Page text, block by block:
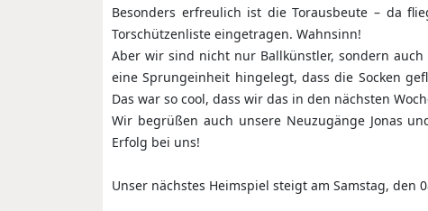
Besonders erfreulich ist die Torausbeute – da
Torschützenliste eingetragen. Wahnsinn!
Aber wir sind nicht nur Ballkünstler, sondern
eine Sprungeinheit hingelegt, dass die Socken
Das war so cool, dass wir das in den nächsten
Wir begrüßen auch unsere Neuzugänge Jonas
Erfolg bei uns!
Unser nächstes Heimspiel steigt am Samstag,